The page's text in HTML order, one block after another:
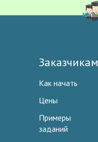
Заказчикам
Как начать
Цены
Примеры
заданий